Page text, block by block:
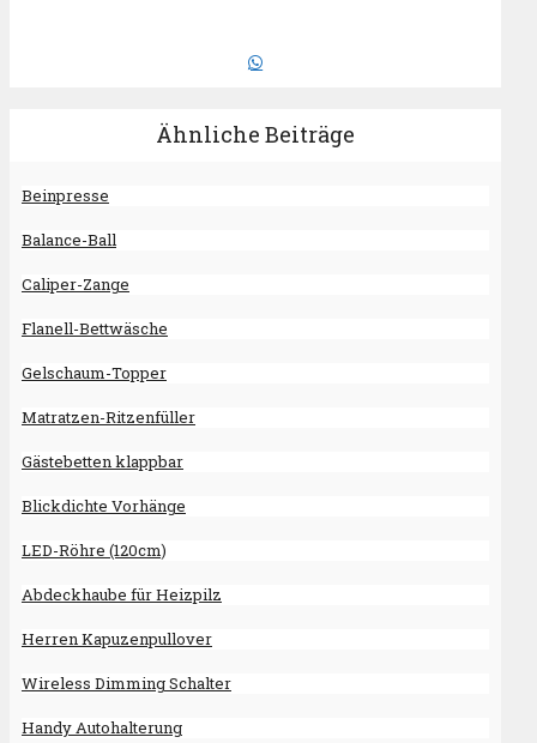
Ähnliche Beiträge
Beinpresse
Balance-Ball
Caliper-Zange
Flanell-Bettwäsche
Gelschaum-Topper
Matratzen-Ritzenfüller
Gästebetten klappbar
Blickdichte Vorhänge
LED-Röhre (120cm)
Abdeckhaube für Heizpilz
Herren Kapuzenpullover
Wireless Dimming Schalter
Handy Autohalterung